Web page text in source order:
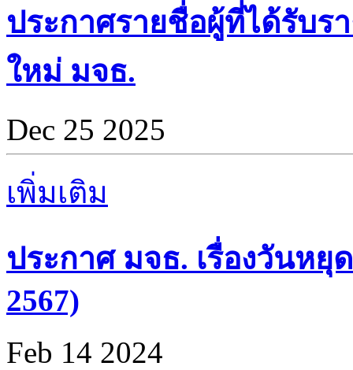
ประกาศรายชื่อผู้ที่ได้รับ
ใหม่ มจธ.
Dec 25 2025
เพิ่มเติม
ประกาศ มจธ. เรื่องวันหยุ
2567)
Feb 14 2024